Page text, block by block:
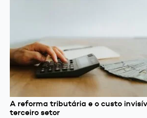
A reforma tributária e o custo
terceiro setor